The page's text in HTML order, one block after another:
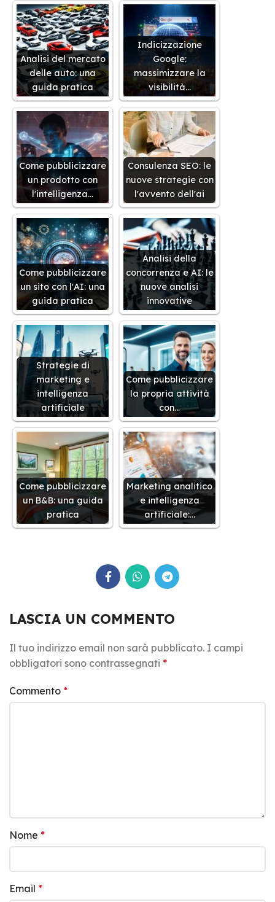
Analisi del mercato
delle auto: una
guida pratica
Indicizzazione
Google:
massimizzare la
visibilità…
Come pubblicizzare
un prodotto con
l'intelligenza…
Consulenza SEO: le
nuove strategie con
l'avvento dell'ai
Come pubblicizzare
un sito con l'AI: una
guida pratica
Analisi della
concorrenza e AI: le
nuove analisi
innovative
Strategie di
marketing e
intelligenza
artificiale
Come pubblicizzare
la propria attività
con…
Come pubblicizzare
un B&B: una guida
pratica
Marketing analitico
e intelligenza
artificiale:…
LASCIA UN COMMENTO
Il tuo indirizzo email non sarà pubblicato. I campi
obbligatori sono contrassegnati *
Commento *
Nome *
Email *